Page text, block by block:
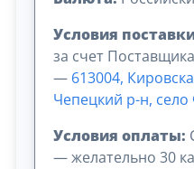
Условия
за счет
— 613004,
Чепецкий р-н,
Условия оплаты:
— желательно 30